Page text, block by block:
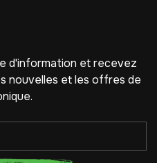
d'information et recevez
nouvelles et les offres de